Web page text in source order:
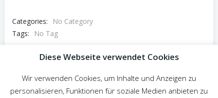
Categories:
No Category
Tags:
No Tag
Post
navigation
Previous post
Comments are closed
Diese Webseite verwendet Cookies
Wir verwenden Cookies, um Inhalte und Anzeigen zu
personalisieren, Funktionen für soziale Medien anbieten zu